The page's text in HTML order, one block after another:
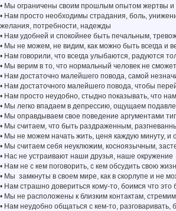
• Мы ограничены своим прошлым опытом жертвы
• Нам просто необходимы страдания, боль,
желания, потребности, надежды
• Нам удобней и спокойнее быть печальным,
• Мы не можем, не видим, как можно быть всегда и
• Нам говорили, что всегда улыбаются, радуются
• Мы верим в то, что нормальный человек не
• Нам достаточно малейшего повода, самой
• Нам достаточного малейшего повода, чтобы
• Нам просто неудобно, стыдно показывать, что
• Мы легко впадаем в депрессию, ощущаем
• Мы оправдываем свое поведение аргументами
• Мы считаем, что быть раздраженным,
• Мы не можем начать жить, ценя каждую минуту, и
• Мы считаем себя неуклюжим, косноязычным,
• Нас не устраивают наши друзья, наше окружение
• Нам не с кем поговорить, с кем обсудить свою
• Мы замкнуты в своем мире, как в скорлупе и не
• Нам страшно довериться кому-то, боимся что это
• Мы не расположены к близким контактам,
• Нам неудобно общаться с кем-то, разговаривать,